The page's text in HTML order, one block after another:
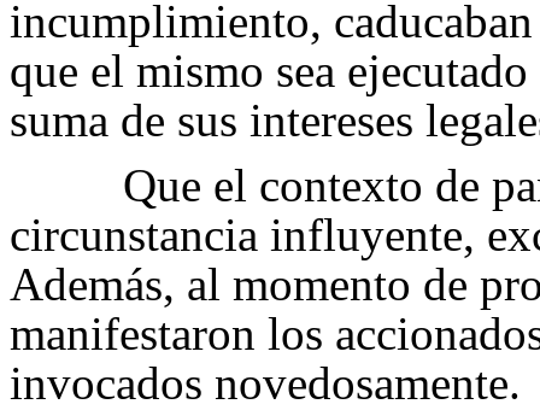
incumplimiento,
que el mismo sea
suma de sus intereses
Que el contexto de
circunstancia influyente,
Además, al momento de
manifestaron los
invocados novedosamente.